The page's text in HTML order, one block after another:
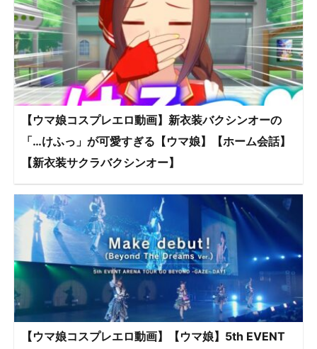
【ウマ娘コスプレエロ動画】新衣装バクシンオーの
「…けふっ」が可愛すぎる【ウマ娘】【ホーム会話】
【新衣装サクラバクシンオー】
【ウマ娘コスプレエロ動画】【ウマ娘】5th EVENT